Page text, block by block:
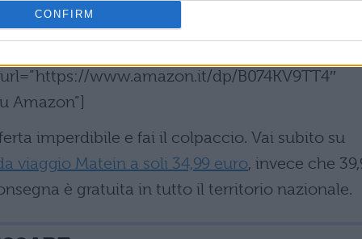
CONFIRM
senza sforzo. Potrai scegliere tra diverse
è quella con il maggiore sconto.
www.amazon.it/dp/B074KV9TT4″
Amazon”]
imperdibile e fai il colpaccio. Vai subito su
viaggio Matein a soli 34,99 euro, invece che
è gratuita in tutto il territorio nazionale.